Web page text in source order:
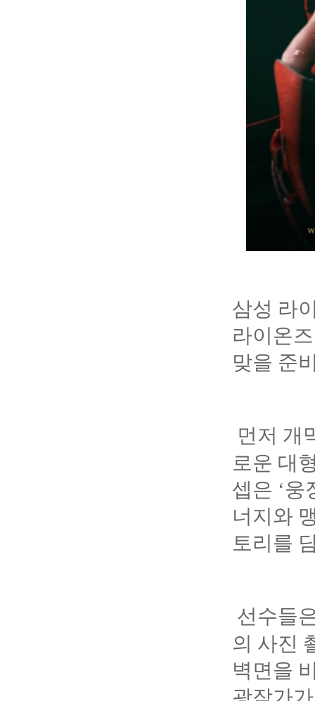
삼성 라
라이온
맞을 준
먼저 개
로운 대
셉은 ‘웅
너지와
토리를
선수들
의 사진
벽면을